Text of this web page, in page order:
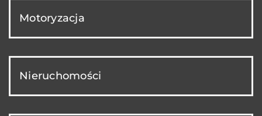
Motoryzacja
Nieruchomości